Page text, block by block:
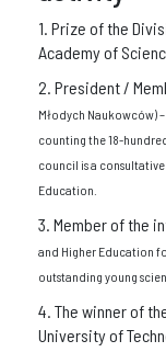
1. Prize of the
Academy of
2. President /
Młodych Naukowców)
counting the 18-
council is a
Education.
3. Member of the
and Higher Education
outstanding young
4. The winner of
University of